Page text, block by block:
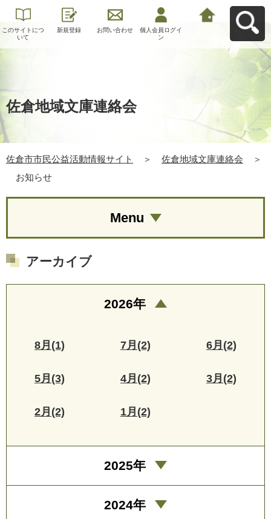
このサイトにつ
いて
新規登録 お問い合わせ
個人会員ログイ
ン
佐倉地域文庫連絡会
佐倉市市民公益活動情報サイト ＞ 佐倉地域文庫連絡会
＞
お知らせ
Menu
アーカイブ
2026年
8月(1) 7月(2) 6月(2)
5月(3) 4月(2) 3月(2)
2月(2) 1月(2)
2025年
2024年